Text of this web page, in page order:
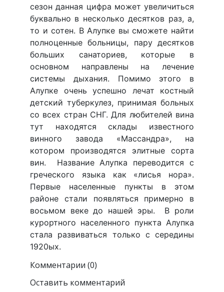
сезон данная цифра может увеличиться
буквально в несколько десятков раз, а,
то и сотен. В Алупке вы сможете найти
полноценные больницы, пару десятков
больших санаториев, которые в
основном направлены на лечение
системы дыхания. Помимо этого в
Алупке очень успешно лечат костный
детский туберкулез, принимая больных
со всех стран СНГ. Для любителей вина
тут находятся склады известного
винного завода «Массандра», на
котором производятся элитные сорта
вин. Название Алупка переводится с
греческого языка как «лисья нора».
Первые населенные пункты в этом
районе стали появляться примерно в
восьмом веке до нашей эры. В роли
курортного населенного пункта Алупка
стала развиваться только с середины
1920ых.
Комментарии (0)
Оставить комментарий